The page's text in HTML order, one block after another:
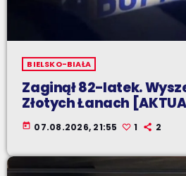
BIELSKO-BIAŁA
Zaginął 82-latek.
Złotych Łanach
today 07.08.2026, 21:55 1 2